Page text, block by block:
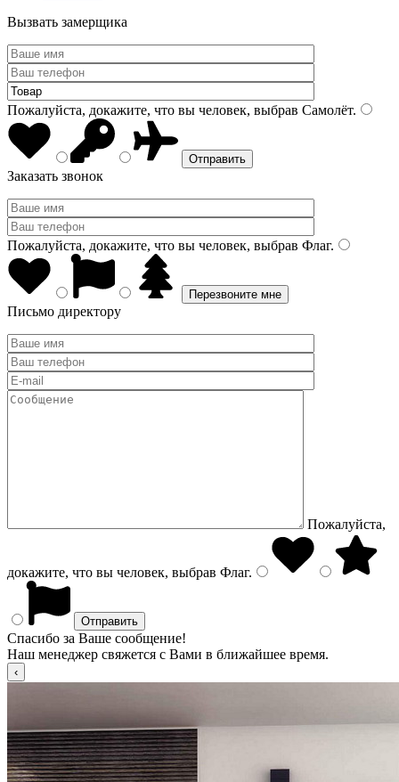
Вызвать замерщика
Пожалуйста, докажите, что вы человек, выбрав Самолёт.
Заказать звонок
Пожалуйста, докажите, что вы человек, выбрав Флаг.
Письмо директору
Пожалуйста,
докажите, что вы человек, выбрав Флаг.
Спасибо за Ваше сообщение!
Наш менеджер свяжется с Вами в ближайшее время.